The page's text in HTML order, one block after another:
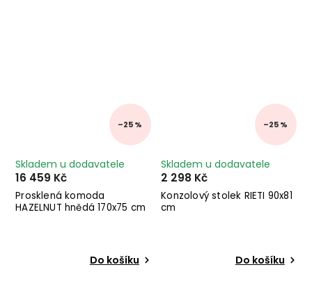
–25 %
Prosklená komoda
HAZELNUT hnědá 170x75 cm
Skladem u dodavatele
16 459 Kč
Do košíku
–25 %
Konzolový stolek RIETI 90x81
cm
Skladem u dodavatele
2 298 Kč
Do košíku